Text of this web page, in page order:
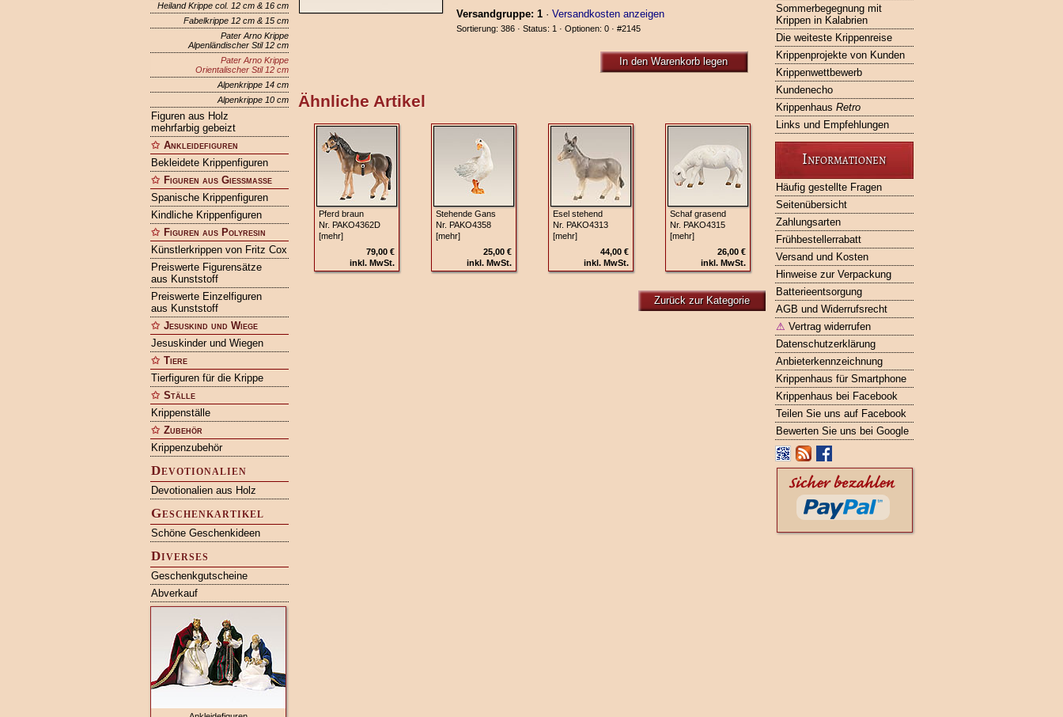
Heiland Krippe col. 12 cm & 16 cm
Fabelkrippe 12 cm & 15 cm
Pater Arno Krippe
Alpenländischer Stil 12 cm
Pater Arno Krippe
Orientalischer Stil 12 cm
Alpenkrippe 14 cm
Alpenkrippe 10 cm
Figuren aus Holz
mehrfarbig gebeizt
Ankleidefiguren
Bekleidete Krippenfiguren
Figuren aus Gießmasse
Spanische Krippenfiguren
Kindliche Krippenfiguren
Figuren aus Polyresin
Künstlerkrippen von Fritz Cox
Preiswerte Figurensätze
aus Kunststoff
Preiswerte Einzelfiguren
aus Kunststoff
Jesuskind und Wiege
Jesuskinder und Wiegen
Tiere
Tierfiguren für die Krippe
Ställe
Krippenställe
Zubehör
Krippenzubehör
Devotionalien
Devotionalien aus Holz
Geschenkartikel
Schöne Geschenkideen
Diverses
Geschenkgutscheine
Abverkauf
Sommerbegegnung mit
Krippen in Kalabrien
Die weiteste Krippenreise
Krippenprojekte von Kunden
Krippenwettbewerb
Kundenecho
Krippenhaus Retro
Links und Empfehlungen
Informationen
Häufig gestellte Fragen
Seitenübersicht
Zahlungsarten
Frühbestellerrabatt
Versand und Kosten
Hinweise zur Verpackung
Batterieentsorgung
AGB und Widerrufsrecht
⚠ Vertrag widerrufen
Datenschutzerklärung
Anbieterkennzeichnung
Krippenhaus für Smartphone
Krippenhaus bei Facebook
Teilen Sie uns auf Facebook
Bewerten Sie uns bei Google
Versandgruppe: 1· Versandkosten anzeigen
Sortierung: 386 · Status: 1 · Optionen: 0 · #2145
In den Warenkorb legen
Ähnliche Artikel
Pferd braun
Nr. PAKO4362D
[mehr]
79,00 €
inkl. MwSt.
Stehende Gans
Nr. PAKO4358
[mehr]
25,00 €
inkl. MwSt.
Esel stehend
Nr. PAKO4313
[mehr]
44,00 €
inkl. MwSt.
Schaf grasend
Nr. PAKO4315
[mehr]
26,00 €
inkl. MwSt.
Zurück zur Kategorie